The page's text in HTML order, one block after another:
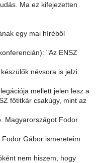
Ma ez kifejezetten
egy mai híréből
"Az ENSZ
névsora is jelzi:
mellett jelen lesz a
főtitkár csakúgy, mint az
Magyarországot Fodor
Gábor ismereteim
nem hiszem, hogy